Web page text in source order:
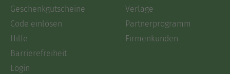
Geschenkgutscheine
Code einlösen
Hilfe
Barrierefreiheit
Login
Verlage
Partnerprogramm
Firmenkunden